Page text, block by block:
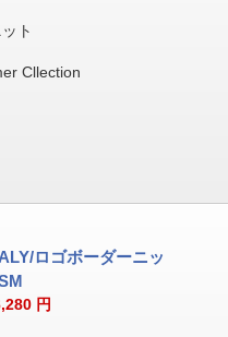
ト
Cllection
ロゴボーダーニッ
円